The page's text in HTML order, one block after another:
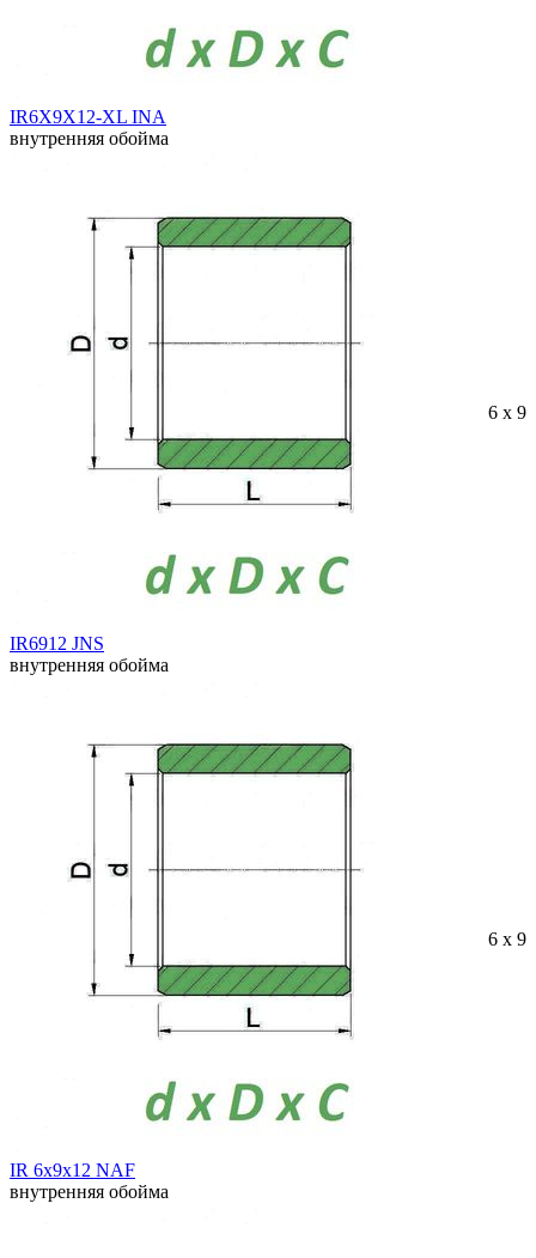
IR6X9X12-XL INA
внутренняя обойма
IR6912 JNS
внутренняя обойма
6 x 9
IR 6x9x12 NAF
внутренняя обойма
6 x 9